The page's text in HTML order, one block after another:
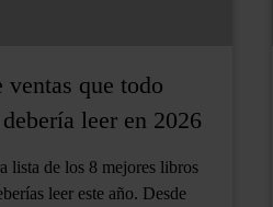
ventas que todo
leer en 2026
lista de los 8 mejores libros
leer este año. Desde